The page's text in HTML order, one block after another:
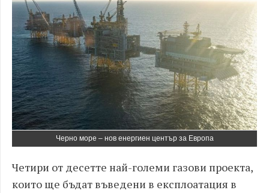
Черно море – нов енергиен център за Европа
Четири от десетте най-големи газови проекта,
които ще бъдат въведени в експлоатация в